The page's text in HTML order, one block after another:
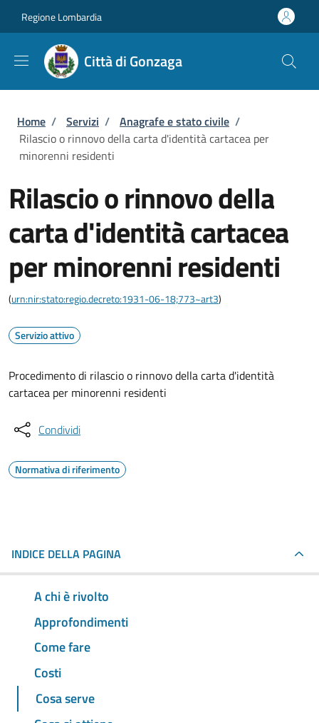
Regione Lombardia
Città di Gonzaga
Briciole di pane
Home / Servizi / Anagrafe e stato civile /
Rilascio o rinnovo della carta d'identità cartacea per
minorenni residenti
Rilascio o rinnovo della
carta d'identità cartacea
per minorenni residenti
(urn:nir:stato:regio.decreto:1931-06-18;773~art3)
Servizio attivo
Procedimento di rilascio o rinnovo della carta d'identità
cartacea per minorenni residenti
Condividi
Normativa di riferimento
INDICE DELLA PAGINA
A chi è rivolto
Approfondimenti
Come fare
Costi
Cosa serve